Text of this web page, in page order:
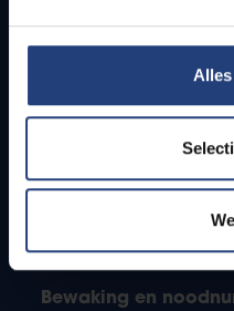
Studenten
PhD-studenten
Leerkrachten en
Bewaking en